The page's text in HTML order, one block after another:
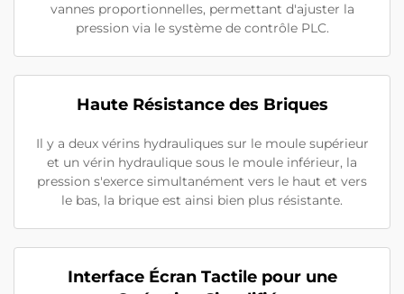
vannes proportionnelles, permettant d'ajuster la
pression via le système de contrôle PLC.
Haute Résistance des Briques
Il y a deux vérins hydrauliques sur le moule supérieur
et un vérin hydraulique sous le moule inférieur, la
pression s'exerce simultanément vers le haut et vers
le bas, la brique est ainsi bien plus résistante.
Interface Écran Tactile pour une